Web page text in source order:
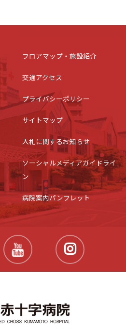
フロアマップ・施設紹介
交通アクセス
プライバシーポリシー
サイトマップ
入札に関するお知らせ
ソーシャルメディアガイドライ
ン
病院案内パンフレット